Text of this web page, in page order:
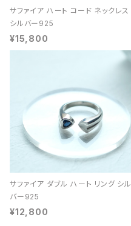
サファイア ハート コード ネックレス
シルバー925
¥15,800
サファイア ダブル ハート リング シル
バー925
¥12,800